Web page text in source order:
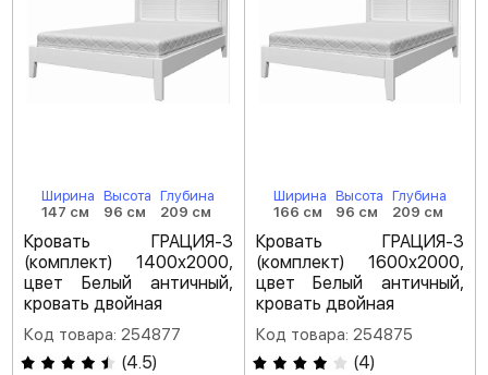
Ширина
147 см
Высота
96 см
Глубина
209 см
Кровать ГРАЦИЯ-3
(комплект) 1400х2000,
цвет Белый античный,
кровать двойная
Код товара: 254877
(4.5)
Ширина
166 см
Высота
96 см
Глубина
209 см
Кровать ГРАЦИЯ-3
(комплект) 1600х2000,
цвет Белый античный,
кровать двойная
Код товара: 254875
(4)